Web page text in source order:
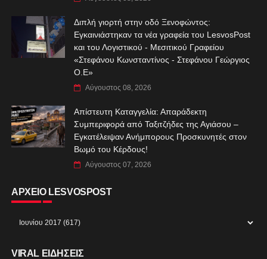
Διπλή γιορτή στην οδό Ξενοφώντος:
Εγκαινιάστηκαν τα νέα γραφεία του LesvosPost
και του Λογιστικού - Μεσιτικού Γραφείου
«Στεφάνου Κωνσταντίνος - Στεφάνου Γεώργιος
Ο.Ε»
Αύγουστος 08, 2026
Απίστευτη Καταγγελία: Απαράδεκτη
Συμπεριφορά από Ταξιτζήδες της Αγιάσου –
Εγκατέλειψαν Ανήμπορους Προσκυνητές στον
Βωμό του Κέρδους!
Αύγουστος 07, 2026
ΑΡΧΕΙΟ LESVOSPOST
VIRAL ΕΙΔΗΣΕΙΣ